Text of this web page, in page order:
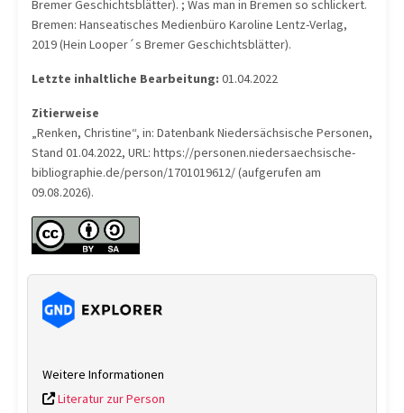
Bremer Geschichtsblätter). ; Was man in Bremen so schlickert.
Bremen: Hanseatisches Medienbüro Karoline Lentz-Verlag,
2019 (Hein Looper´s Bremer Geschichtsblätter).
Letzte inhaltliche Bearbeitung: 01.04.2022
Zitierweise
„Renken, Christine“, in: Datenbank Niedersächsische Personen,
Stand 01.04.2022, URL: https://personen.niedersaechsische-
bibliographie.de/person/1701019612/ (aufgerufen am
09.08.2026).
Weitere Informationen
Literatur zur Person